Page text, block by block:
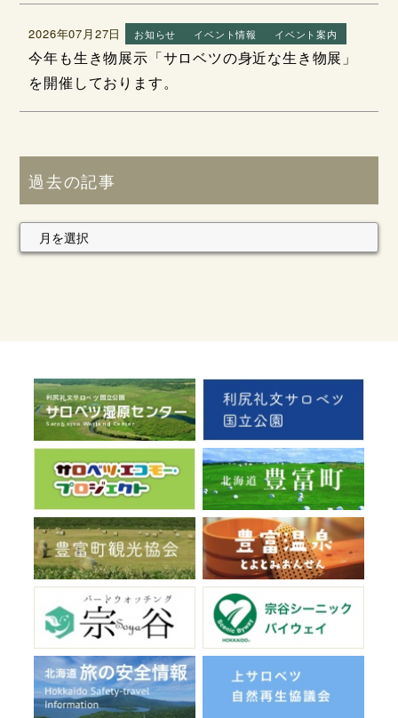
2026年07月27日 お知らせ イベント情報 イベント案内
今年も生き物展示「サロベツの身近な生き物展」
を開催しております。
過去の記事